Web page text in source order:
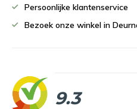
Persoonlijke klantenservice
Bezoek onze winkel in
9.3